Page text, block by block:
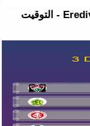
PEC Zwolle ضد AFC Ajax في قمة Eredivisie - التوقيت